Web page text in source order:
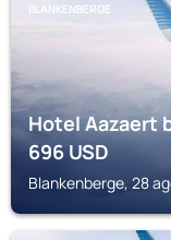
BLANKENBERGE
Hotel Aazaert
696USD
Blankenberge, 28